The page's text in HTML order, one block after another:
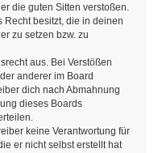
die guten Sitten verstoßen.
Recht besitzt, die in deinen
zu setzen bzw. zu
aus. Bei Verstößen
anderer im Board
dich nach Abmahnung
dieses Boards
keine Verantwortung für
er nicht selbst erstellt hat